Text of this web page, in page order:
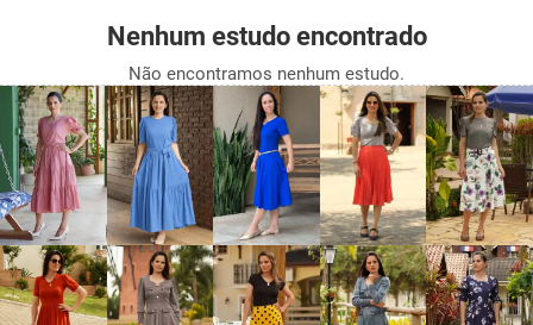
Nenhum estudo encontrado
Não encontramos nenhum estudo.